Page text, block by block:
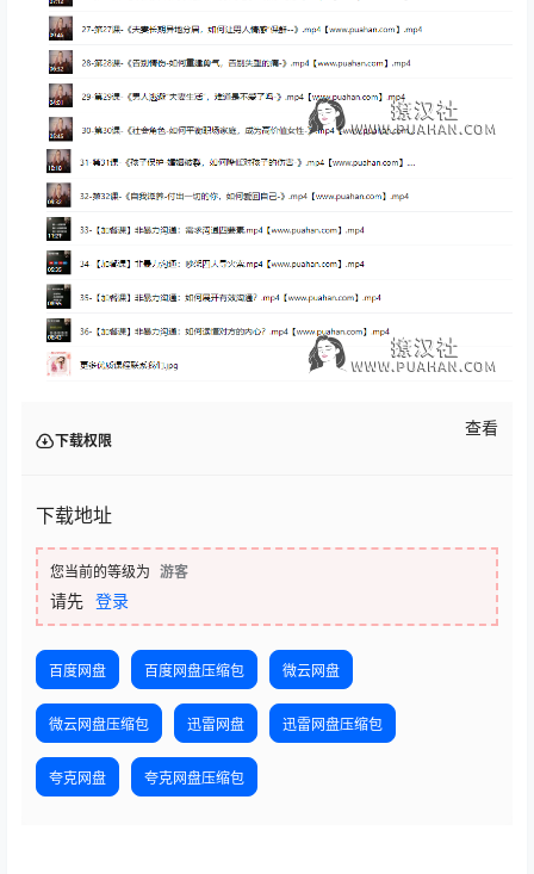
下载权限
查看
下载地址
您当前的等级为 游客
请先 登录
百度网盘 百度网盘压缩包 微云网盘
微云网盘压缩包 迅雷网盘 迅雷网盘压缩包
夸克网盘 夸克网盘压缩包